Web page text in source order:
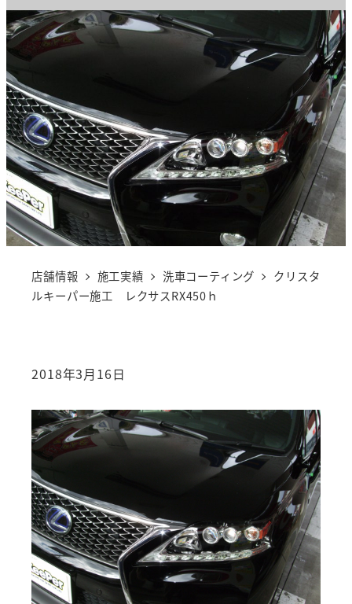
店舗情報 施工実績 洗車コーティング
クリスタ
ルキーパー施工 レクサスRX450ｈ
2018年3月16日